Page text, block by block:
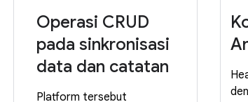
Operasi CRUD
pada sinkronisasi
data dan catatan
Platform tersebut